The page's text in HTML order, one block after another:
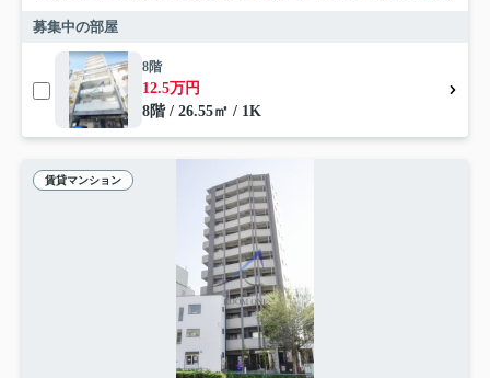
募集中の部屋
8階
12.5万円
8階 / 26.55㎡ / 1K
賃貸マンション